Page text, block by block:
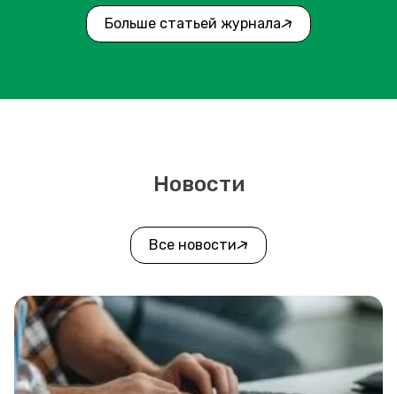
Больше статьей журнала
Новости
Все новости